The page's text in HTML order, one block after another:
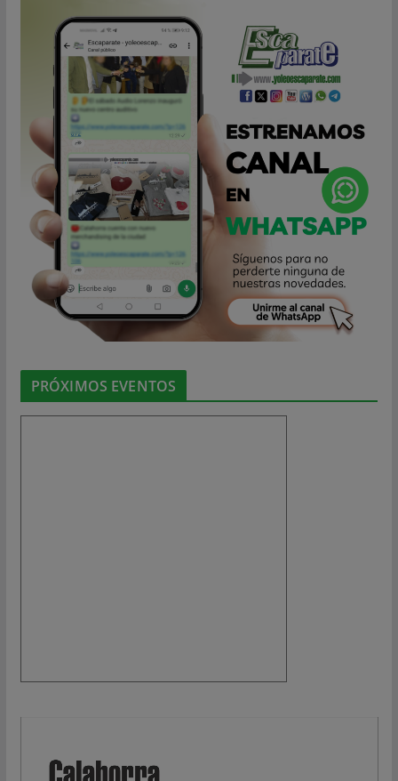
PRÓXIMOS EVENTOS